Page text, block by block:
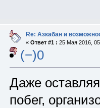
Re: Азкабан и
« Ответ #1 : 25 Мая 2016,
(−)0
Даже
побег,